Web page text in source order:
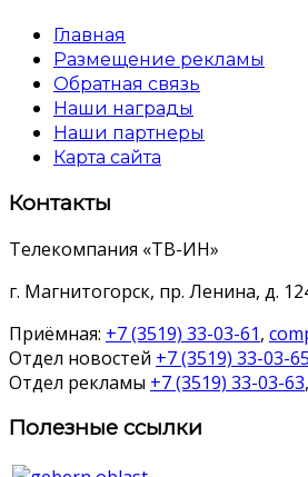
Главная
Размещение рекламы
Обратная связь
Наши награды
Наши партнеры
Карта сайта
Контакты
Телекомпания «ТВ-ИН»
г. Магнитогорск, пр. Ленина, д.
Приёмная: +7 (3519) 33-03-61,
Отдел новостей +7 (3519) 33-03-65
Отдел рекламы +7 (3519) 33-03-63,
Полезные ссылки